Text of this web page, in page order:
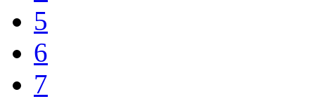
5
6
7